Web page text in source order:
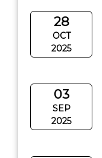
28
OCT
2025
03
SEP
2025